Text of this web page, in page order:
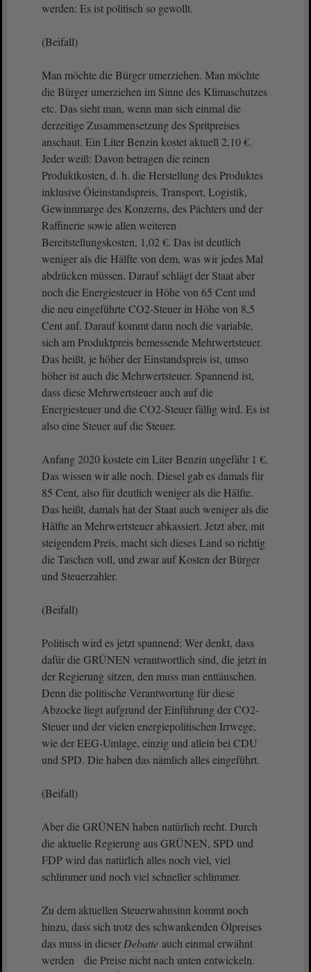
werden: Es ist politisch so gewollt.
(Beifall)
Man möchte die Bürger umerziehen. Man möchte
die Bürger umerziehen im Sinne des Klimaschutzes
etc. Das sieht man, wenn man sich einmal die
derzeitige Zusammensetzung des Spritpreises
anschaut. Ein Liter Benzin kostet aktuell 2,10 €.
Jeder weiß: Davon betragen die reinen
Produktkosten, d. h. die Herstellung des Produktes
inklusive Öleinstandspreis, Transport, Logistik,
Gewinnmarge des Konzerns, des Pächters und der
Raffinerie sowie allen weiteren
Bereitstellungskosten, 1,02 €. Das ist deutlich
weniger als die Hälfte von dem, was wir jedes Mal
abdrücken müssen. Darauf schlägt der Staat aber
noch die Energiesteuer in Höhe von 65 Cent und
die neu eingeführte CO2-Steuer in Höhe von 8,5
Cent auf. Darauf kommt dann noch die variable,
sich am Produktpreis bemessende Mehrwertsteuer.
Das heißt, je höher der Einstandspreis ist, umso
höher ist auch die Mehrwertsteuer. Spannend ist,
dass diese Mehrwertsteuer auch auf die
Energiesteuer und die CO2-Steuer fällig wird. Es ist
also eine Steuer auf die Steuer.
Anfang 2020 kostete ein Liter Benzin ungefähr 1 €.
Das wissen wir alle noch. Diesel gab es damals für
85 Cent, also für deutlich weniger als die Hälfte.
Das heißt, damals hat der Staat auch weniger als die
Hälfte an Mehrwertsteuer abkassiert. Jetzt aber, mit
steigendem Preis, macht sich dieses Land so richtig
die Taschen voll, und zwar auf Kosten der Bürger
und Steuerzahler.
(Beifall)
Politisch wird es jetzt spannend: Wer denkt, dass
dafür die GRÜNEN verantwortlich sind, die jetzt in
der Regierung sitzen, den muss man enttäuschen.
Denn die politische Verantwortung für diese
Abzocke liegt aufgrund der Einführung der CO2-
Steuer und der vielen energiepolitischen Irrwege,
wie der EEG-Umlage, einzig und allein bei CDU
und SPD. Die haben das nämlich alles eingeführt.
(Beifall)
Aber die GRÜNEN haben natürlich recht. Durch
die aktuelle Regierung aus GRÜNEN, SPD und
FDP wird das natürlich alles noch viel, viel
schlimmer und noch viel schneller schlimmer.
Zu dem aktuellen Steuerwahnsinn kommt noch
hinzu, dass sich trotz des schwankenden Ölpreises
das muss in dieser Debatte auch einmal erwähnt
werden die Preise nicht nach unten entwickeln.